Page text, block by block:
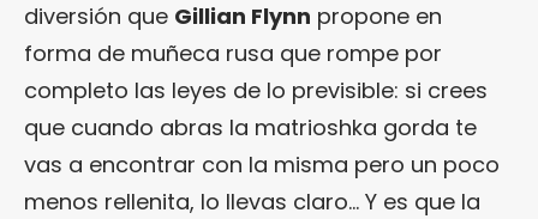
diversión que Gillian Flynn propone en
forma de muñeca rusa que rompe por
completo las leyes de lo previsible: si crees
que cuando abras la matrioshka gorda te
vas a encontrar con la misma pero un poco
menos rellenita, lo llevas claro… Y es que la